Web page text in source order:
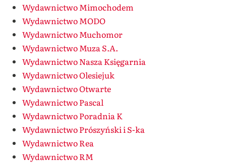
Wydawnictwo Mimochodem
Wydawnictwo MODO
Wydawnictwo Muchomor
Wydawnictwo Muza S.A.
Wydawnictwo Nasza Księgarnia
Wydawnictwo Olesiejuk
Wydawnictwo Otwarte
Wydawnictwo Pascal
Wydawnictwo Poradnia K
Wydawnictwo Prószyński i S-ka
Wydawnictwo Rea
Wydawnictwo RM